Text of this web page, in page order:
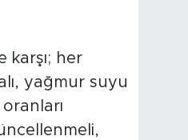
karşı; her
yağmur suyu